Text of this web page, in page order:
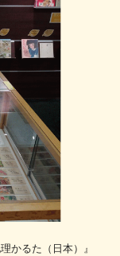
かるた（日本）』